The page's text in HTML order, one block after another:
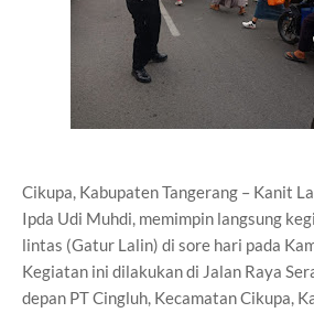
Cikupa, Kabupaten Tangerang – Kanit
Ipda Udi Muhdi, memimpin langsung
lintas (Gatur Lalin) di sore hari pada
Kegiatan ini dilakukan di Jalan Raya
depan PT Cingluh, Kecamatan Cikupa,